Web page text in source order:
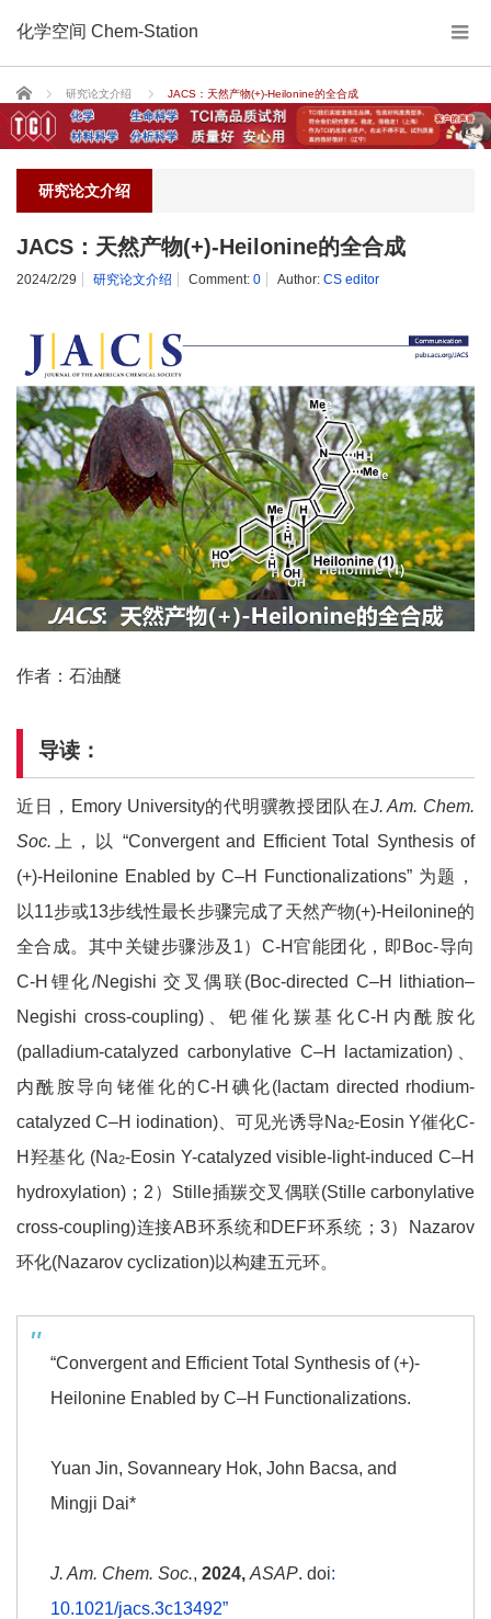
化学空间 Chem-Station
Home 研究论文介绍 JACS：天然产物(+)-Heilonine的全合成
研究论文介绍
JACS：天然产物(+)-Heilonine的全合成
2024/2/29 研究论文介绍 Comment: 0 Author: CS editor
作者：石油醚
导读：
近日，Emory University的代明骥教授团队在J. Am. Chem.
Soc. 上，以 “Convergent and Efficient Total Synthesis of
(+)-Heilonine Enabled by C–H Functionalizations” 为题，
以11步或13步线性最长步骤完成了天然产物(+)-Heilonine的
全合成。其中关键步骤涉及1）C-H官能团化，即Boc-导向
C-H锂化/Negishi 交叉偶联(Boc-directed C–H lithiation–
Negishi cross-coupling)、钯催化羰基化C-H内酰胺化
(palladium-catalyzed carbonylative C–H lactamization)、
内酰胺导向铑催化的C-H碘化(lactam directed rhodium-
catalyzed C–H iodination)、可见光诱导Na2-Eosin Y催化C-
H羟基化 (Na2-Eosin Y-catalyzed visible-light-induced C–H
hydroxylation)；2）Stille插羰交叉偶联(Stille carbonylative
cross-coupling)连接AB环系统和DEF环系统；3）Nazarov
环化(Nazarov cyclization)以构建五元环。
“Convergent and Efficient Total Synthesis of (+)-
Heilonine Enabled by C–H Functionalizations.
Yuan Jin, Sovanneary Hok, John Bacsa, and
Mingji Dai*
J. Am. Chem. Soc., 2024, ASAP. doi:
10.1021/jacs.3c13492”